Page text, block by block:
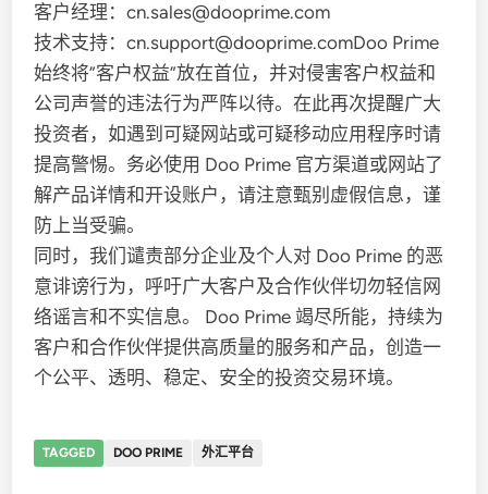
客户经理：cn.sales@dooprime.com
技术支持：cn.support@dooprime.comDoo Prime
始终将”客户权益”放在首位，并对侵害客户权益和
公司声誉的违法行为严阵以待。在此再次提醒广大
投资者，如遇到可疑网站或可疑移动应用程序时请
提高警惕。务必使用 Doo Prime 官方渠道或网站了
解产品详情和开设账户，请注意甄别虚假信息，谨
防上当受骗。
同时，我们谴责部分企业及个人对 Doo Prime 的恶
意诽谤行为，呼吁广大客户及合作伙伴切勿轻信网
络谣言和不实信息。 Doo Prime 竭尽所能，持续为
客户和合作伙伴提供高质量的服务和产品，创造一
个公平、透明、稳定、安全的投资交易环境。
TAGGED DOO PRIME 外汇平台